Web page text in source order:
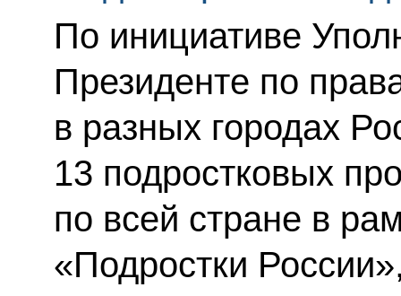
По инициативе
Президенте по
в разных городах
13 подростковых
по всей стране в
«Подростки